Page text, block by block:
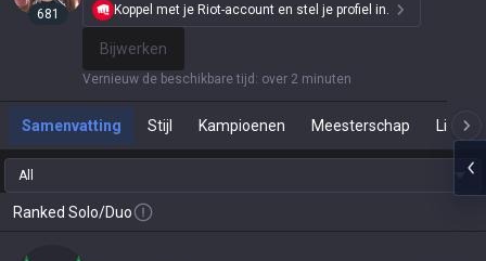
681
Koppel met je Riot-account en stel je profiel in.
Bijwerken
Vernieuw de beschikbare tijd : over 2 minuten
Samenvatting Stijl Kampioenen Meesterschap Live
All
Ranked Solo/Duo